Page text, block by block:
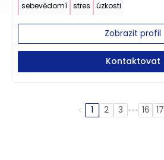
sebevědomí stres úzkosti
Zobrazit profil
Kontaktovat
1 2 3 ••• 16 17